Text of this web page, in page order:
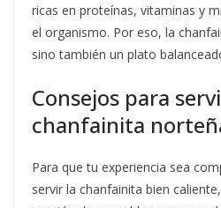
ricas en proteínas, vitaminas y
el organismo. Por eso, la
sino también un plato
Consejos para
chanfainita
Para que tu experiencia sea
servir la chanfainita bien